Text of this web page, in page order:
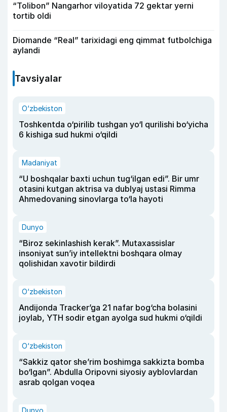
“Tolibon” Nangarhor viloyatida 72 gektar yerni
tortib oldi
Diomande “Real” tarixidagi eng qimmat futbolchiga
aylandi
Tavsiyalar
O‘zbekiston
Toshkentda o‘pirilib tushgan yo‘l qurilishi bo‘yicha
6 kishiga sud hukmi o‘qildi
Madaniyat
“U boshqalar baxti uchun tug‘ilgan edi”. Bir umr
otasini kutgan aktrisa va dublyaj ustasi Rimma
Ahmedovaning sinovlarga to‘la hayoti
Dunyo
“Biroz sekinlashish kerak”. Mutaxassislar
insoniyat sun’iy intellektni boshqara olmay
qolishidan xavotir bildirdi
O‘zbekiston
Andijonda Tracker’ga 21 nafar bog‘cha bolasini
joylab, YTH sodir etgan ayolga sud hukmi o‘qildi
O‘zbekiston
“Sakkiz qator she’rim boshimga sakkizta bomba
bo‘lgan”. Abdulla Oripovni siyosiy ayblovlardan
asrab qolgan voqea